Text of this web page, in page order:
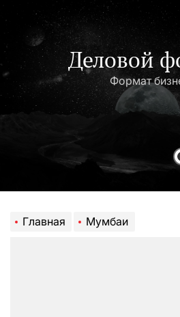
содержимому
Деловой
Формат
Главная Мумбаи